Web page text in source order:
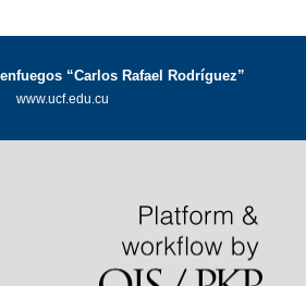
“Carlos Rafael Rodríguez”
www.ucf.edu.cu